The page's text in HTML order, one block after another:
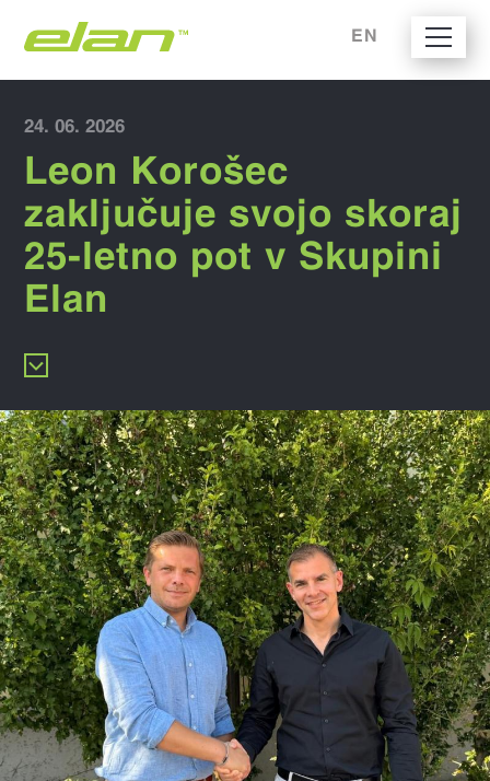
EN
24. 06. 2026
Leon Korošec
zaključuje svojo skoraj
25-letno pot v Skupini
Elan